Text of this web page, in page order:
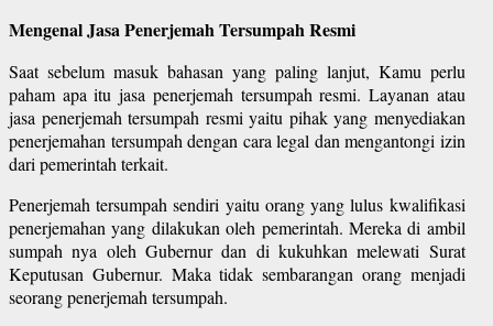
Mengenal Jasa Penerjemah Tersumpah Resmi
Saat sebelum masuk bahasan yang paling lanjut, Kamu perlu
paham apa itu jasa penerjemah tersumpah resmi. Layanan atau
jasa penerjemah tersumpah resmi yaitu pihak yang menyediakan
penerjemahan tersumpah dengan cara legal dan mengantongi izin
dari pemerintah terkait.
Penerjemah tersumpah sendiri yaitu orang yang lulus kwalifikasi
penerjemahan yang dilakukan oleh pemerintah. Mereka di ambil
sumpah nya oleh Gubernur dan di kukuhkan melewati Surat
Keputusan Gubernur. Maka tidak sembarangan orang menjadi
seorang penerjemah tersumpah.